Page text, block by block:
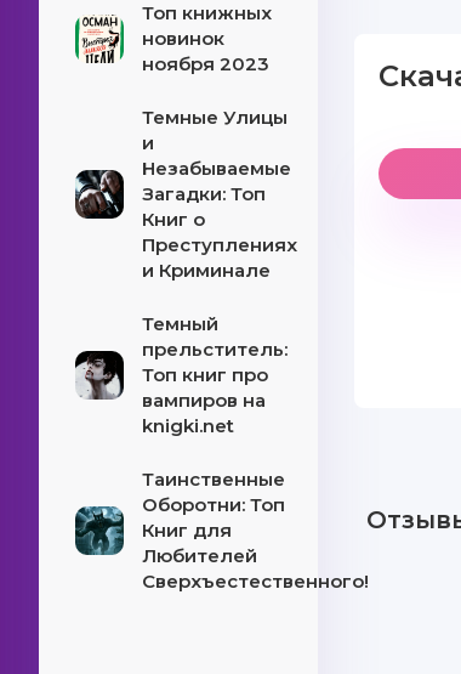
Топ книжных
новинок
ноября 2023
Темные Улицы
и
Незабываемые
Загадки: Топ
Книг о
Преступлениях
и Криминале
Темный
прельститель:
Топ книг про
вампиров на
knigki.net
Таинственные
Оборотни: Топ
Книг для
Любителей
Сверхъестественного!